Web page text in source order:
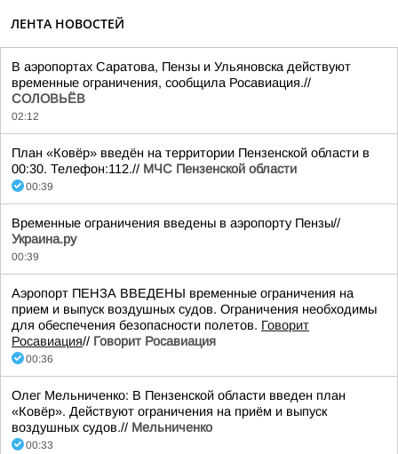
ЛЕНТА НОВОСТЕЙ
В аэропортах Саратова, Пензы и Ульяновска действуют
временные ограничения, сообщила Росавиация.//
СОЛОВЬЁВ
02:12
План «Ковёр» введён на территории Пензенской области в
00:30. Телефон:112.// МЧС Пензенской области
00:39
Временные ограничения введены в аэропорту Пензы//
Украина.ру
00:39
Аэропорт ПЕНЗА ВВЕДЕНЫ временные ограничения на
прием и выпуск воздушных судов. Ограничения необходимы
для обеспечения безопасности полетов. Говорит
Росавиация// Говорит Росавиация
00:36
Олег Мельниченко: В Пензенской области введен план
«Ковёр». Действуют ограничения на приём и выпуск
воздушных судов.// Мельниченко
00:33